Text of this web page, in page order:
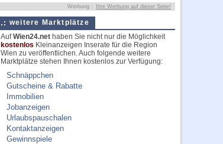
Werbung : Ihre Werbung auf dieser Seite!
weitere Marktplätze
AufWien24.net haben Sie nicht nur die Möglichkeit
kostenlos Kleinanzeigen Inserate für die Region
Wien zu veröffentlichen. Auch folgende weitere
Marktplätze stehen Ihnen kostenlos zur Verfügung:
Schnäppchen
Gutscheine & Rabatte
Immobilien
Jobanzeigen
Urlaubspauschalen
Kontaktanzeigen
Gewinnspiele